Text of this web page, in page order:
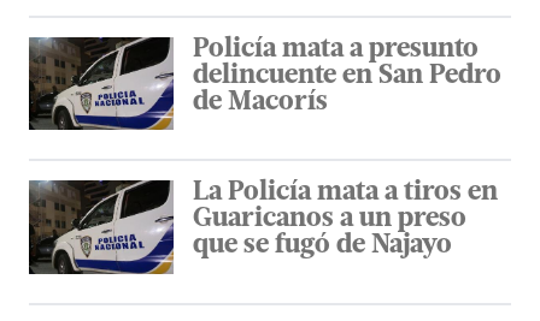
Policía mata a presunto
delincuente en San Pedro
de Macorís
La Policía mata a tiros en
Guaricanos a un preso
que se fugó de Najayo